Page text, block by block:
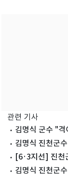
관련 기사
김명식 군수 "
할 것"
김명식 진천군
[6·3지선] 진천
진천"
김명식 진천군